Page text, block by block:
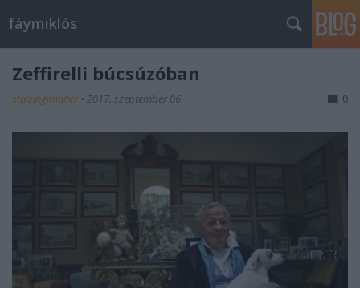
fáymiklós
Zeffirelli búcsúzóban
stolzingimalter • 2017. szeptember 06. 0